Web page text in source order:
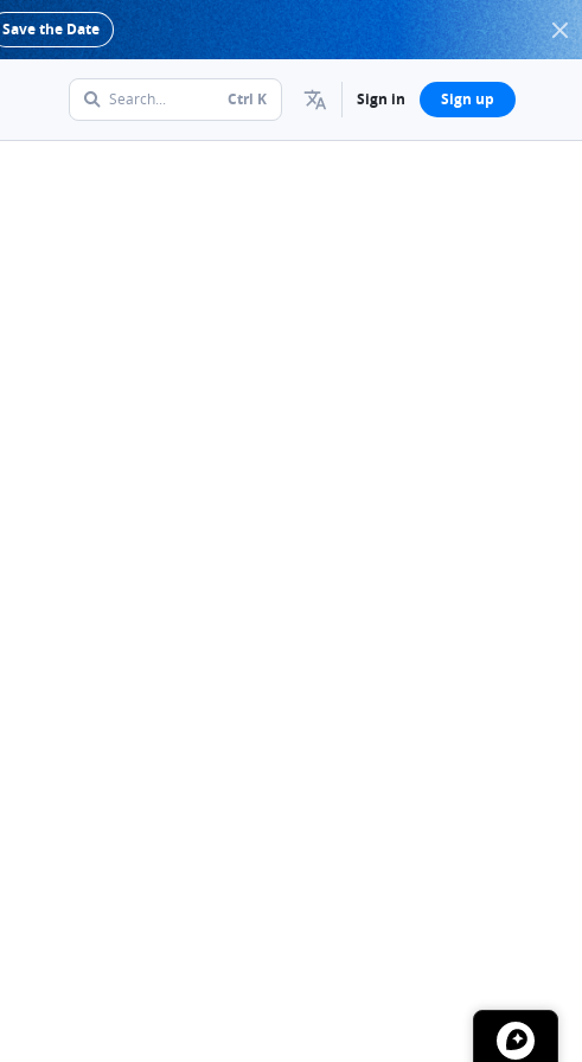
Save the Date
Search... Ctrl K Sign in Sign up